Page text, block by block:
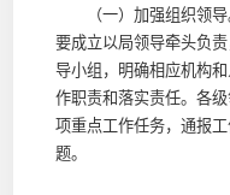
（一）加强组织领导
要成立以局领导牵头负
导小组，明确相应机构
作职责和落实责任。各
项重点工作任务，通报
题。